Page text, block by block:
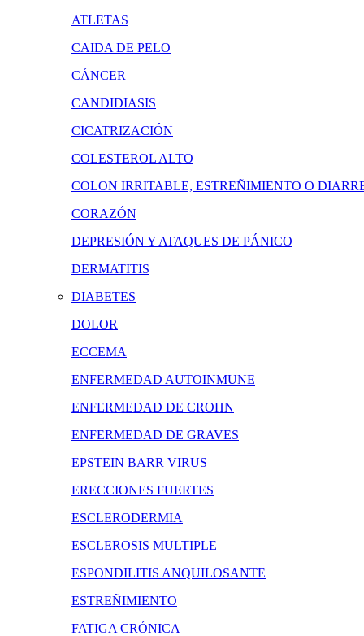
ATLETAS
CAIDA DE PELO
CÁNCER
CANDIDIASIS
CICATRIZACIÓN
COLESTEROL ALTO
COLON IRRITABLE, ESTREÑIMIENTO O
CORAZÓN
DEPRESIÓN Y ATAQUES DE PÁNICO
DERMATITIS
DIABETES
DOLOR
ECCEMA
ENFERMEDAD AUTOINMUNE
ENFERMEDAD DE CROHN
ENFERMEDAD DE GRAVES
EPSTEIN BARR VIRUS
ERECCIONES FUERTES
ESCLERODERMIA
ESCLEROSIS MULTIPLE
ESPONDILITIS ANQUILOSANTE
ESTREÑIMIENTO
FATIGA CRÓNICA